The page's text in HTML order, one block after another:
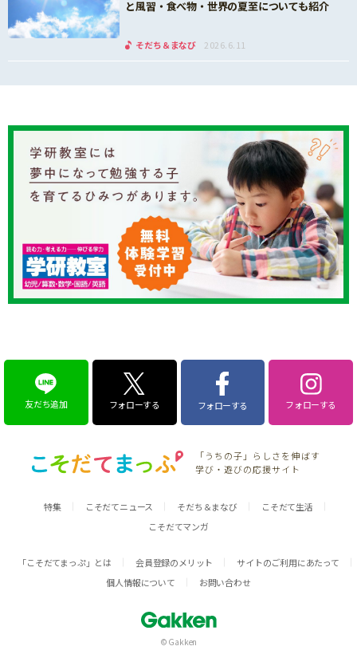
と風習・食べ物・世界の夏至についても紹介
そだち＆まなび 2026.6.11
友だち追加 フォローする フォローする フォローする
「うちの子」らしさを伸ばす
学び・遊びの応援サイト
特集 こそだてニュース そだち＆まなび
こそだて生活
こそだてマンガ
「こそだてまっぷ」とは 会員登録のメリット
サイトのご利用にあたって
個人情報について
お問い合わせ
© Gakken